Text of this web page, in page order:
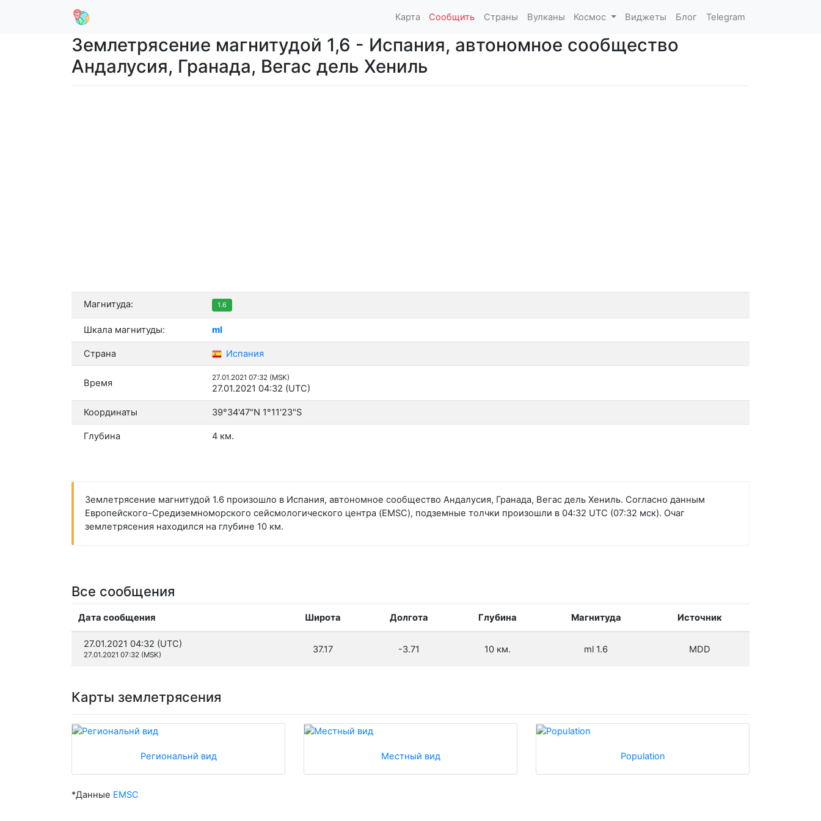
Карта Сообщить Страны Вулканы Космос Виджеты Блог Telegram
Землетрясение магнитудой 1,6 - Испания, автономное сообщество
Андалусия, Гранада, Вегас дель Хениль
Магнитуда: 1.6
Шкала магнитуды: ml
Страна Испания
Время 27.01.2021 07:32 (MSK)
27.01.2021 04:32 (UTC)
Координаты 39°34'47"N 1°11'23"S
Глубина 4 км.
Землетрясение магнитудой 1.6 произошло в Испания, автономное сообщество Андалусия, Гранада, Вегас дель Хениль. Согласно данным
Европейского-Средиземноморского сейсмологического центра (EMSC), подземные толчки произошли в 04:32 UTC (07:32 мск). Очаг
землетрясения находился на глубине 10 км.
Все сообщения
Дата сообщения Широта Долгота Глубина Магнитуда Источник
27.01.2021 04:32 (UTC)
27.01.2021 07:32 (MSK) 37.17 -3.71 10 км. ml 1.6 MDD
Карты землетрясения
Региональнй вид Местный вид Population
*Данные EMSC